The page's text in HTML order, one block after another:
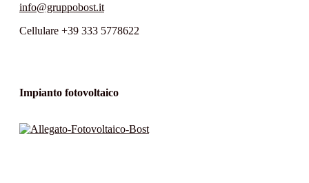
info@gruppobost.it
Cellulare +39 333 5778622
Impianto fotovoltaico